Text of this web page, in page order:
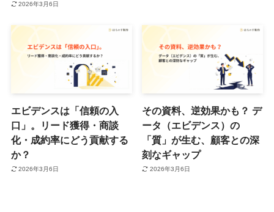
2026年3月6日
エビデンスは「信頼の入
口」。リード獲得・商談
化・成約率にどう貢献する
か？
2026年3月6日
その資料、逆効果かも？ デ
ータ（エビデンス）の
「質」が生む、顧客との深
刻なギャップ
2026年3月6日